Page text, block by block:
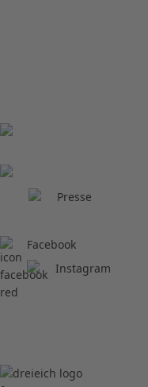
Presse
Facebook
Instagram